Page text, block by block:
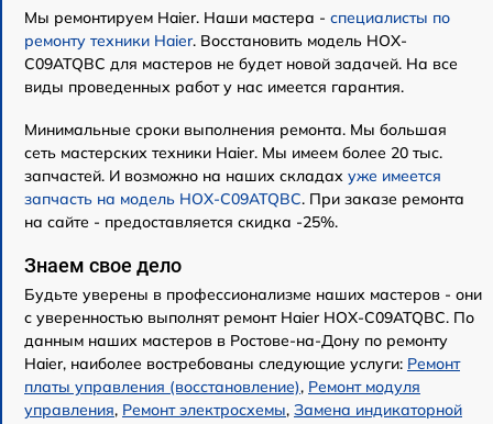
Мы ремонтируем Haier. Наши мастера - специалисты по
ремонту техники Haier. Восстановить модель HOX-
C09ATQBC для мастеров не будет новой задачей. На все
виды проведенных работ у нас имеется гарантия.
Минимальные сроки выполнения ремонта. Мы большая
сеть мастерских техники Haier. Мы имеем более 20 тыс.
запчастей. И возможно на наших складах уже имеется
запчасть на модель HOX-C09ATQBC. При заказе ремонта
на сайте - предоставляется скидка -25%.
Знаем свое дело
Будьте уверены в профессионализме наших мастеров - они
с уверенностью выполнят ремонт Haier HOX-C09ATQBC. По
данным наших мастеров в Ростове-на-Дону по ремонту
Haier, наиболее востребованы следующие услуги: Ремонт
платы управления (восстановление), Ремонт модуля
управления, Ремонт электросхемы, Замена индикаторной